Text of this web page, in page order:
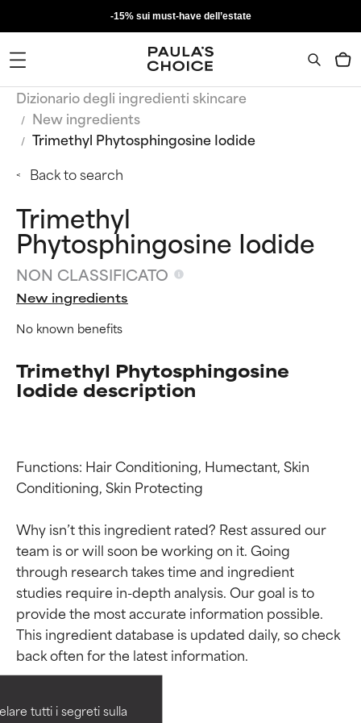
tutti i segreti sulla
-15% sui must-have dell’estate
Dizionario degli ingredienti skincare
New ingredients
Trimethyl Phytosphingosine Iodide
Back to search
Trimethyl
Phytosphingosine Iodide
NON CLASSIFICATO
New ingredients
No known benefits
Trimethyl Phytosphingosine
Iodide description
Functions: Hair Conditioning, Humectant, Skin
Conditioning, Skin Protecting
Why isn’t this ingredient rated? Rest assured our
team is or will soon be working on it. Going
through research takes time and ingredient
studies require in-depth analysis. Our goal is to
provide the most accurate information possible.
This ingredient database is updated daily, so check
Valutazione degli
ingredienti
Comprovati e sostenuti da studi
Valutazione degli
ingredienti
Comprovati e sostenuti da studi